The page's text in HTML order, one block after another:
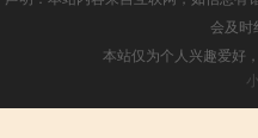
会及时
本站仅为个人兴趣爱好